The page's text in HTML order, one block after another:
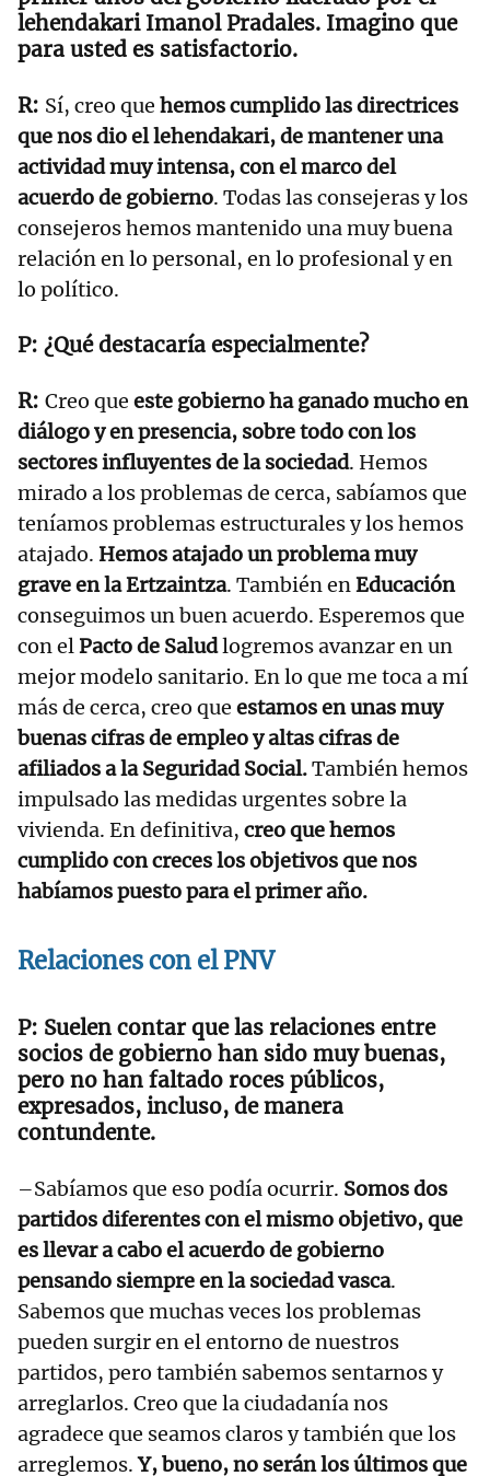
lehendakari Imanol Pradales. Imagino que
para usted es satisfactorio.
Sí, creo que hemos cumplido las directrices
que nos dio el lehendakari, de mantener una
actividad muy intensa, con el marco del
acuerdo de gobierno. Todas las consejeras y los
consejeros hemos mantenido una muy buena
relación en lo personal, en lo profesional y en
lo político.
¿Qué destacaría especialmente?
Creo que este gobierno ha ganado mucho en
diálogo y en presencia, sobre todo con los
sectores influyentes de la sociedad. Hemos
mirado a los problemas de cerca, sabíamos que
teníamos problemas estructurales y los hemos
atajado. Hemos atajado un problema muy
grave en la Ertzaintza. También enEducación
conseguimos un buen acuerdo. Esperemos que
con elPacto de Saludlogremos avanzar en un
mejor modelo sanitario. En lo que me toca a mí
más de cerca, creo que estamos en unas muy
buenas cifras de empleo y altas cifras de
afiliados a la Seguridad Social.También hemos
impulsado las medidas urgentes sobre la
vivienda. En definitiva, creo que hemos
cumplido con creces los objetivos que nos
habíamos puesto para el primer año.
Relaciones con el PNV
Suelen contar que las relaciones entre
socios de gobierno han sido muy buenas,
pero no han faltado roces públicos,
expresados, incluso, de manera
contundente.
–Sabíamos que eso podía ocurrir. Somos dos
partidos diferentes con el mismo objetivo, que
es llevar a cabo el acuerdo de gobierno
pensando siempre en la sociedad vasca.
Sabemos que muchas veces los problemas
pueden surgir en el entorno de nuestros
partidos, pero también sabemos sentarnos y
arreglarlos. Creo que la ciudadanía nos
agradece que seamos claros y también que los
arreglemos.Y, bueno, no serán los últimos que